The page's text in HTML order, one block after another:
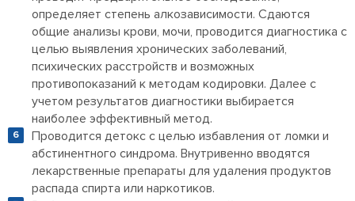
определяет степень алкозависимости. Сдаются
общие анализы крови, мочи, проводится диагностика с
целью выявления хронических заболеваний,
психических расстройств и возможных
противопоказаний к методам кодировки. Далее с
учетом результатов диагностики выбирается
наиболее эффективный метод.
Проводится детокс с целью избавления от ломки и
абстинентного синдрома. Внутривенно вводятся
лекарственные препараты для удаления продуктов
распада спирта или наркотиков.